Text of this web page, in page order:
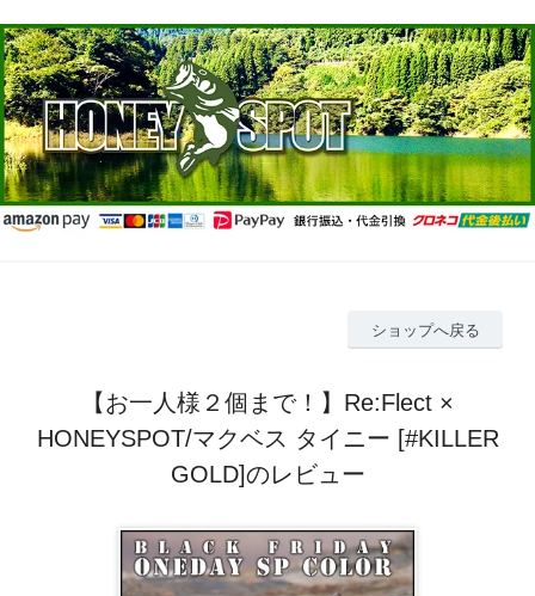
ショップへ戻る
【お一人様２個まで！】Re:Flect ×
HONEYSPOT/マクベス タイニー [#KILLER
GOLD]のレビュー